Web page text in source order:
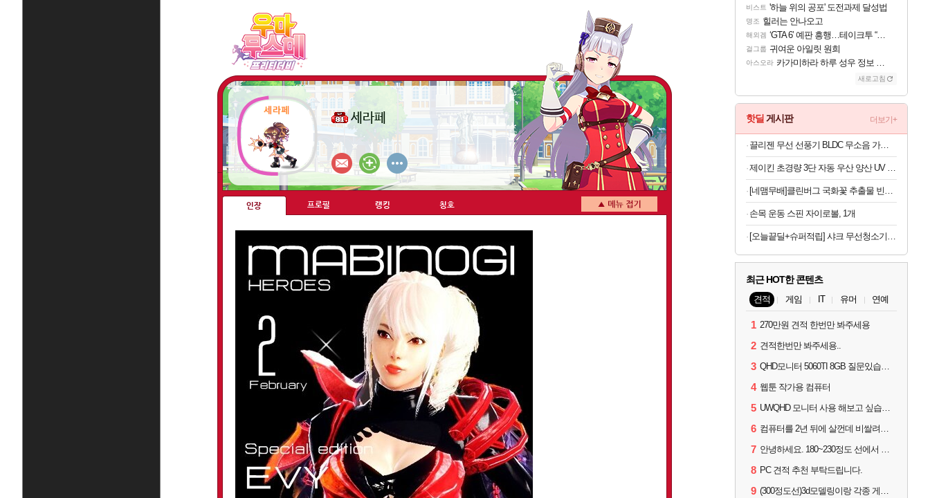
세라페
인장 프로필 랭킹 칭호
비스트 '하늘 위의 공포' 도전과제 달성법
명조 힐러는 안나오고
해외겜 ‘GTA 6’ 예판 흥행…테이크투 “내부 예상 크게 넘어”
걸그룹 귀여운 아일릿 원희
아스오라 카가미하라 하루 성우 정보 및 주요 필모
새로고침
핫딜 게시판 더보기+
끌리젠 무선 선풍기 BLDC 무소음 가정용 스탠드형
제이킨 초경량 3단 자동 우산 양산 UV 자외선 차단, 핑크, 1개
[네맴무배]클린버그 국화꽃 추출물 빈대 초파리 피레트린 퇴치약 베드버그 벌레 퇴치제 좀벌레
손목 운동 스핀 자이로볼, 1개
[오늘끝딜+슈퍼적립] 샤크 무선청소기 에보파워시스템 NEO+ 초경량 자동먼지비움 화이트 LC351KRWH/LC350KRWH
최근 HOT한 콘텐츠
견적 게임 IT 유머 연예
1 270만원 견적 한번만 봐주세용
2 견적한번만 봐주세용..
3 QHD모니터 5060TI 8GB 질문있습니다..
4 웹툰 작가용 컴퓨터
5 UWQHD 모니터 사용 해보고 싶습니다 추천부탁드려요
6 컴퓨터를 2년 뒤에 살껀데 비쌀려나요...?
7 안녕하세요. 180~230정도 선에서 잡고싶습니다.
8 PC 견적 추천 부탁드립니다.
9 (300정도선)3d모델링이랑 각종 게임을 하는데 견적부탁드립니다!300정도선